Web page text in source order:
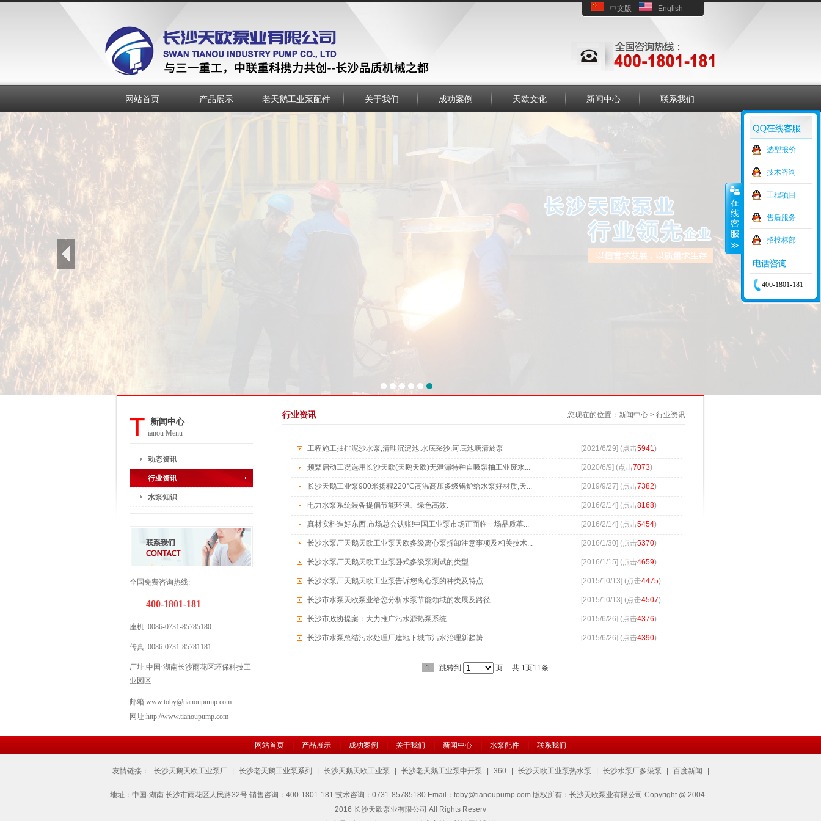
中文版 English
网站首页 产品展示 老天鹅工业泵配件 关于我们 成功案例 天欧文化 新闻中心 联系我们
T 新闻中心
ianou Menu
动态资讯
行业资讯
水泵知识
全国免费咨询热线:
400-1801-181
座机: 0086-0731-85785180
传真: 0086-0731-85781181
厂址:中国·湖南长沙雨花区环保科技工
业园区
邮箱:www.toby@tianoupump.com
网址:http://www.tianoupump.com
您现在的位置：新闻中心 > 行业资讯
行业资讯
工程施工抽排泥沙水泵,清理沉淀池,水底采沙,河底池塘清於泵 [2021/6/29] (点击5941)
频繁启动工况选用长沙天欧(天鹅天欧)无泄漏特种自吸泵抽工业废水... [2020/6/9] (点击7073)
长沙天鹅工业泵900米扬程220°C高温高压多级锅炉给水泵好材质,天... [2019/9/27] (点击7382)
电力水泵系统装备提倡节能环保、绿色高效. [2016/2/14] (点击8168)
真材实料造好东西,市场总会认账!中国工业泵市场正面临一场品质革... [2016/2/14] (点击5454)
长沙水泵厂天鹅天欧工业泵天欧多级离心泵拆卸注意事项及相关技术... [2016/1/30] (点击5370)
长沙水泵厂天鹅天欧工业泵卧式多级泵测试的类型 [2016/1/15] (点击4659)
长沙水泵厂天鹅天欧工业泵告诉您离心泵的种类及特点 [2015/10/13] (点击4475)
长沙市水泵天欧泵业给您分析水泵节能领域的发展及路径 [2015/10/13] (点击4507)
长沙市政协提案：大力推广污水源热泵系统 [2015/6/26] (点击4376)
长沙市水泵总结污水处理厂建地下城市污水治理新趋势 [2015/6/26] (点击4390)
1 跳转到 页 共 1页11条
网站首页 产品展示 成功案例 关于我们 新闻中心 水泵配件 联系我们
友情链接： 长沙天鹅天欧工业泵厂 长沙老天鹅工业泵系列 长沙天鹅天欧工业泵 长沙老天鹅工业泵中开泵 360 长沙天欧工业泵热水泵 长沙水泵厂多级泵 百度新闻
地址：中国·湖南 长沙市雨花区人民路32号 销售咨询：400-1801-181 技术咨询：0731-85785180 Email：toby@tianoupump.com 版权所有：长沙天欧泵业有限公司 Copyright @ 2004 –
2016 长沙天欧泵业有限公司 All Rights Reserv
选型报价
技术咨询
工程项目
售后服务
招投标部
400-1801-181